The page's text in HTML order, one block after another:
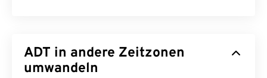
ADT in andere Zeitzonen
umwandeln